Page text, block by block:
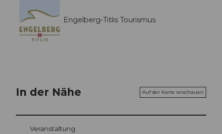
Engelberg-Titlis Tourismus
In der Nähe Auf der Karte anschauen
Veranstaltung